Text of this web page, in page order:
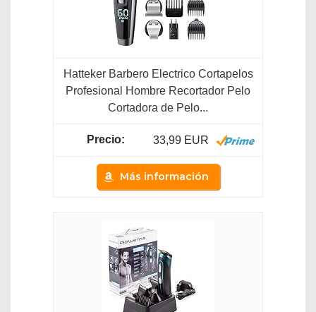
Hatteker Barbero Electrico Cortapelos
Profesional Hombre Recortador Pelo
Cortadora de Pelo...
33,99 EUR
Más información